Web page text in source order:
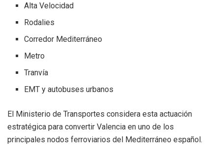
Alta Velocidad
Rodalies
Corredor Mediterráneo
Metro
Tranvía
EMT y autobuses urbanos
El Ministerio de Transportes considera esta actuación
estratégica para convertir Valencia en uno de los
principales nodos ferroviarios del Mediterráneo español.